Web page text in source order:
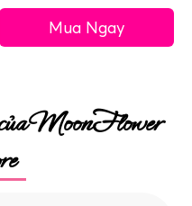
Mua Ngay
MoonFlower